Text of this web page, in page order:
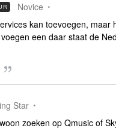
Novice
kan toevoegen,
een daar staat de
Star
zoeken op Qmusic of